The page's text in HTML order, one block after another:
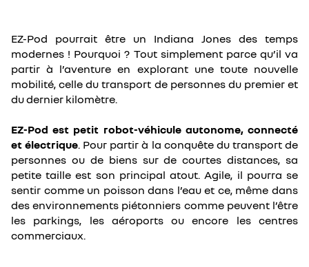
EZ-Pod pourrait être un Indiana Jones des temps
modernes ! Pourquoi ? Tout simplement parce qu’il va
partir à l’aventure en explorant une toute nouvelle
mobilité, celle du transport de personnes du premier et
du dernier kilomètre.
EZ-Pod est petit robot-véhicule autonome, connecté
et électrique. Pour partir à la conquête du transport de
personnes ou de biens sur de courtes distances, sa
petite taille est son principal atout. Agile, il pourra se
sentir comme un poisson dans l’eau et ce, même dans
des environnements piétonniers comme peuvent l’être
les parkings, les aéroports ou encore les centres
commerciaux.